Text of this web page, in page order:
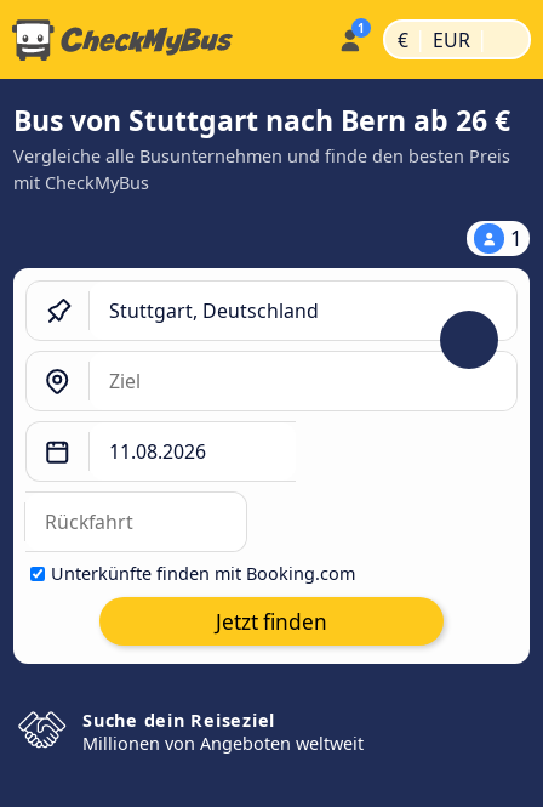
€ | EUR |
Bus von Stuttgart nach Bern ab 26 €
Vergleiche alle Busunternehmen und finde den besten Preis
mit CheckMyBus
1
Unterkünfte finden mit Booking.com
Jetzt finden
Suche dein Reiseziel
Millionen von Angeboten weltweit